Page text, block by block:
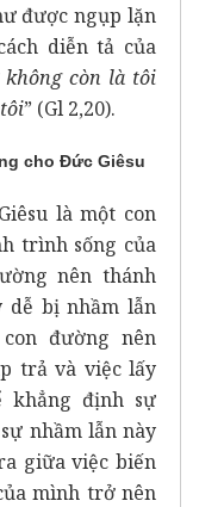
được ngụp lặn
diễn tả của
không còn là tôi
” (Gl 2,20).
cho Đức Giêsu
là một con
trình sống của
nên thánh
dễ bị nhầm lẫn
đường nên
trả và việc lấy
khẳng định sự
nhầm lẫn này
giữa việc biến
mình trở nên